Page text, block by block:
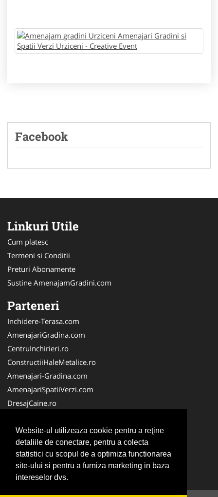
Website-ul utilizeaza cookie pentru a reţine
detaliile de conectare, pentru a colecta
statistici cu scopul de a optimiza functionarea
site-ului si pentru a furniza marketing in baza
intereselor dvs.
Facebook
Linkuri Utile
Cum platesc
Termeni si Conditii
Preturi Abonamente
Sustine AmenajamGradini.com
Parteneri
Inchidere-Terasa.com
AmenajariGradina.com
CentruInchirieri.ro
ConstructiiHaleMetalice.ro
Amenajari-Gradina.com
AmenajariSpatiiVerzi.com
DresajCaine.ro
Alpinist-Utilitar.com
CuratenieSpatiiComerciale.ro
IntretinereGradini.com
Service-Reparatii.com